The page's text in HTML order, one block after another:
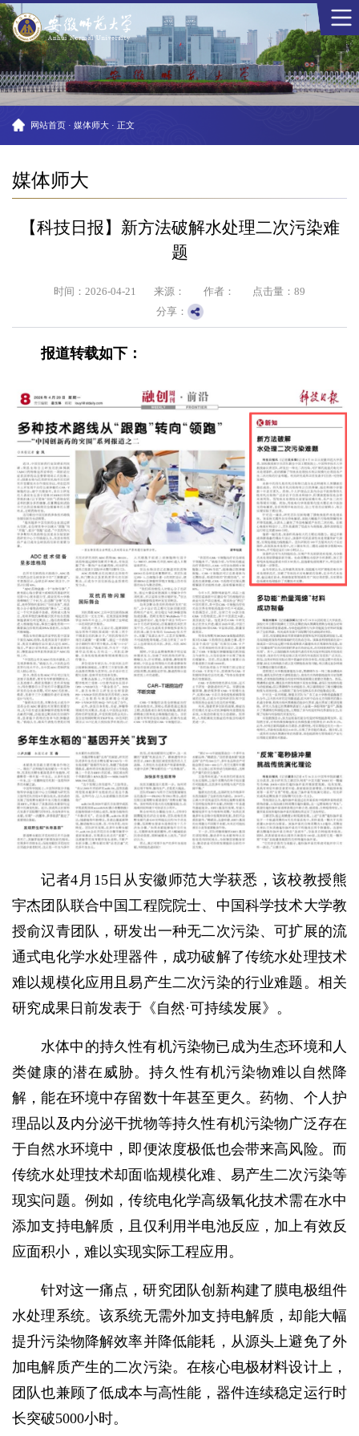
网站首页 · 媒体师大 · 正文
媒体师大
【科技日报】新方法破解水处理二次污染难
题
时间：2026-04-21 来源： 作者： 点击量：89
分享：
报道转载如下：
记者4月15日从安徽师范大学获悉，该校教授熊
宇杰团队联合中国工程院院士、中国科学技术大学教
授俞汉青团队，研发出一种无二次污染、可扩展的流
通式电化学水处理器件，成功破解了传统水处理技术
难以规模化应用且易产生二次污染的行业难题。相关
研究成果日前发表于《自然·可持续发展》。
水体中的持久性有机污染物已成为生态环境和人
类健康的潜在威胁。持久性有机污染物难以自然降
解，能在环境中存留数十年甚至更久。药物、个人护
理品以及内分泌干扰物等持久性有机污染物广泛存在
于自然水环境中，即便浓度极低也会带来高风险。而
传统水处理技术却面临规模化难、易产生二次污染等
现实问题。例如，传统电化学高级氧化技术需在水中
添加支持电解质，且仅利用半电池反应，加上有效反
应面积小，难以实现实际工程应用。
针对这一痛点，研究团队创新构建了膜电极组件
水处理系统。该系统无需外加支持电解质，却能大幅
提升污染物降解效率并降低能耗，从源头上避免了外
加电解质产生的二次污染。在核心电极材料设计上，
团队也兼顾了低成本与高性能，器件连续稳定运行时
长突破5000小时。